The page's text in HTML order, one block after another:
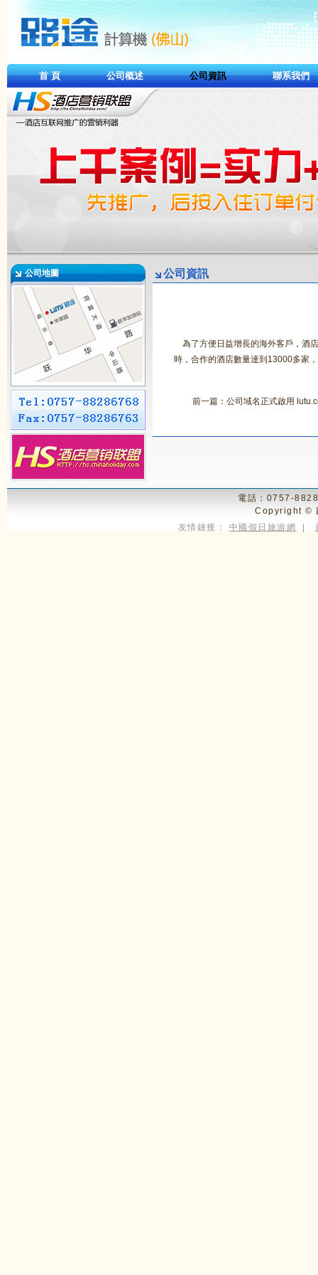
首 頁 公司概述 公司資訊 聯系我們
公司地圖 公司資訊
為了方便日益增長的海外客戶，酒
時，合作的酒店數量達到13000多家
前一篇：公司域名正式啟用
電話：0757-
Copyright ©
友情鏈接： 中國假日旅游網 |